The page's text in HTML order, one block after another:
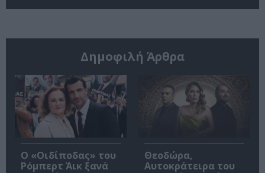
Δημοφιλή Άρθρα
O «Οιδίποδας» του
Ρόμπερτ Άικ ξανά
Θεοδώρα,
Αυτοκράτειρα του